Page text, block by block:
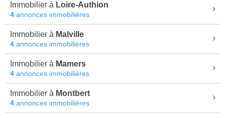
Immobilier à Loire-Authion
4 annonces immobilières
Immobilier à Malville
4 annonces immobilières
Immobilier à Mamers
4 annonces immobilières
Immobilier à Montbert
4 annonces immobilières